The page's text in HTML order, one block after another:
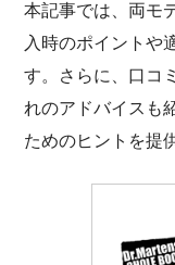
本記事では、両モ
入時のポイントや
す。さらに、口コ
れのアドバイスも
ためのヒントを提